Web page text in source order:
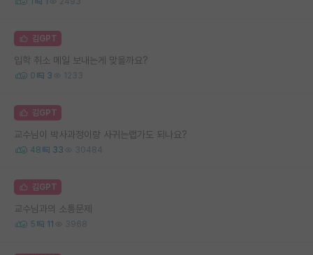
김GPT
입학 취소 메일 보내는게 맞을까요?
0 3 1233
김GPT
교수님이 박사과정이랑 사귀는랩가도 되나요?
48 33 30484
김GPT
교수님과의 소통문제
5 11 3968